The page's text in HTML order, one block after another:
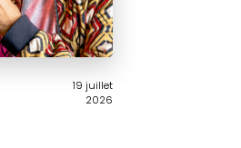
19 juillet
2026